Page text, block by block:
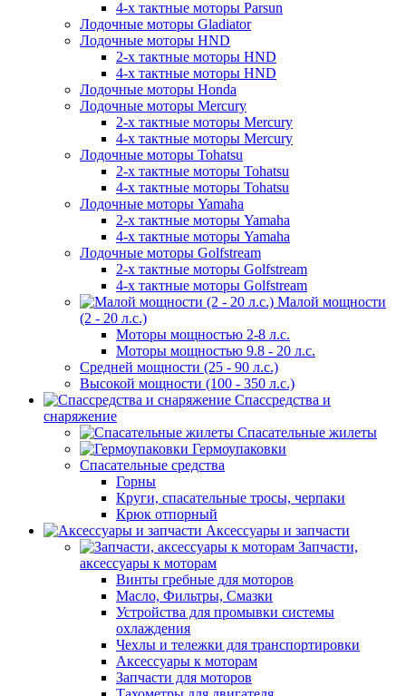
4-х тактные моторы Parsun
Лодочные моторы Gladiator
Лодочные моторы HND
2-х тактные моторы HND
4-х тактные моторы HND
Лодочные моторы Honda
Лодочные моторы Mercury
2-х тактные моторы Mercury
4-х тактные моторы Mercury
Лодочные моторы Tohatsu
2-х тактные моторы Tohatsu
4-х тактные моторы Tohatsu
Лодочные моторы Yamaha
2-х тактные моторы Yamaha
4-х тактные моторы Yamaha
Лодочные моторы Golfstream
2-х тактные моторы Golfstream
4-х тактные моторы Golfstream
Малой мощности
(2 - 20 л.с.)
Моторы мощностью 2-8 л.с.
Моторы мощностью 9.8 - 20 л.с.
Средней мощности (25 - 90 л.с.)
Высокой мощности (100 - 350 л.с.)
Спассредства и
снаряжение
Спасательные жилеты
Гермоупаковки
Спасательные средства
Горны
Круги, спасательные тросы, черпаки
Крюк отпорный
Аксессуары и запчасти
Запчасти,
аксессуары к моторам
Винты гребные для моторов
Масло, Фильтры, Смазки
Устройства для промывки системы
охлаждения
Чехлы и тележки для транспортировки
Аксессуары к моторам
Запчасти для моторов